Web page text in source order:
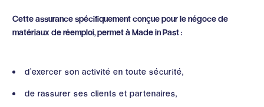
Cette assurance spécifiquement conçue pour le négoce de
matériaux de réemploi, permet à Made in Past :
d’exercer son activité en toute sécurité,
de rassurer ses clients et partenaires,